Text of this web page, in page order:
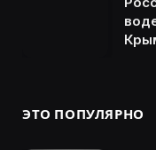
ЭТО ПОПУЛЯРНО